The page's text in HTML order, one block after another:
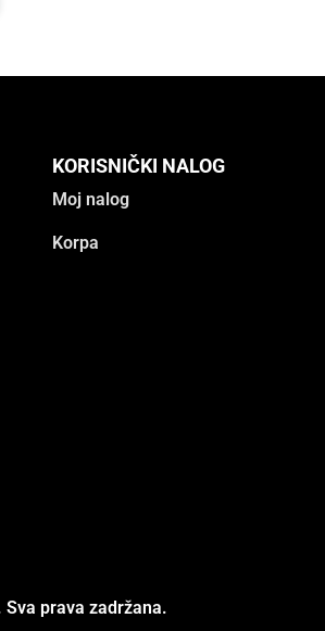
KORISNIČKI NALOG
Moj nalog
Korpa
prava zadržana.